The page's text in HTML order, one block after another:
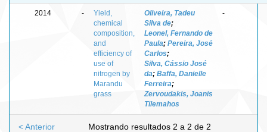
2014 -
Yield,
chemical
composition,
and
efficiency of
use of
nitrogen by
Marandu
grass
Oliveira, Tadeu
Silva de;
Leonel, Fernando de
Paula; Pereira, José
Carlos;
Silva, Cássio José
da; Baffa, Danielle
Ferreira;
Zervoudakis, Joanis
Tilemahos
-
Mostrando resultados 2 a 2 de 2
< Anterior